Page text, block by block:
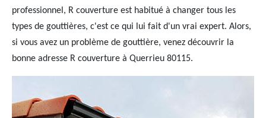
professionnel, R couverture est habitué à changer tous les
types de gouttières, c'est ce qui lui fait d'un vrai expert. Alors,
si vous avez un problème de gouttière, venez découvrir la
bonne adresse R couverture à Querrieu 80115.